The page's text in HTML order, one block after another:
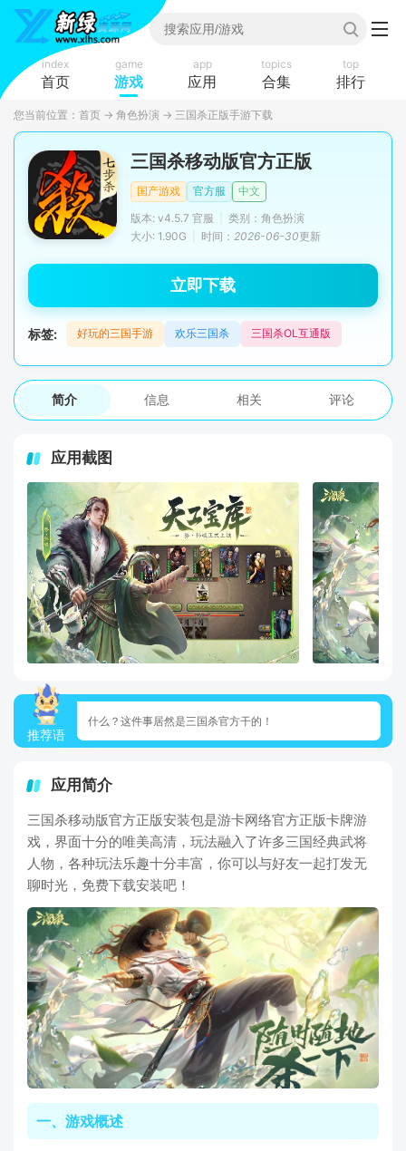
index
首页
game
游戏
app
应用
topics
合集
top
排行
您当前位置： 首页 → 角色扮演 → 三国杀正版手游下载
三国杀移动版官方正版
国产游戏 官方服
中文
版本: v4.5.7 官服
类别：角色扮演
大小: 1.90G
时间： 2026-06-30更新
立即下载
标签: 好玩的三国手游 欢乐三国杀 三国杀OL互通版
简介 信息 相关 评论
应用截图
推荐语
什么？这件事居然是三国杀官方干的！
应用简介
三国杀移动版官方正版安装包是游卡网络官方正版卡牌游
戏，界面十分的唯美高清，玩法融入了许多三国经典武将
人物，各种玩法乐趣十分丰富，你可以与好友一起打发无
聊时光，免费下载安装吧！
一、游戏概述